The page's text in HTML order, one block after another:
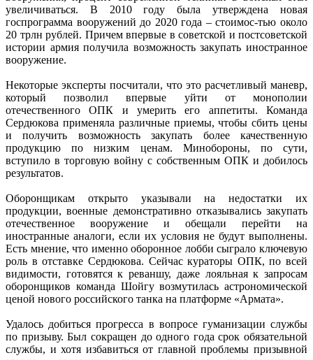
увеличиваться. В 2010 году была утверждена новая
госпрограмма вооружений до 2020 года – стоимос-тью около
20 трлн рублей. Причем впервые в советской и постсоветской
истории армия получила возможность закупать иностранное
вооружение.
Некоторые эксперты посчитали, что это расчетливый маневр,
который позволил впервые уйти от монополии
отечественного ОПК и умерить его аппетиты. Команда
Сердюкова применяла различные приемы, чтобы сбить цены
и получить возможность закупать более качественную
продукцию по низким ценам. Минобороны, по сути,
вступило в торговую войну с собственным ОПК и добилось
результатов.
Оборонщикам открыто указывали на недостатки их
продукции, военные демонстративно отказывались закупать
отечественное вооружение и обещали перейти на
иностранные аналоги, если их условия не будут выполнены.
Есть мнение, что именно оборонное лобби сыграло ключевую
роль в отставке Сердюкова. Сейчас кураторы ОПК, по всей
видимости, готовятся к реваншу, даже лояльная к запросам
оборонщиков команда Шойгу возмутилась астрономической
ценой нового российского танка на платформе «Армата».
Удалось добиться прогресса в вопросе гуманизации службы
по призыву. Был сокращен до одного года срок обязательной
службы, и хотя избавиться от главной проблемы призывной